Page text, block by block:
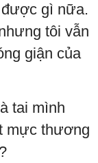
được gì nữa.
tôi vẫn
giận của
tai mình
mực thương